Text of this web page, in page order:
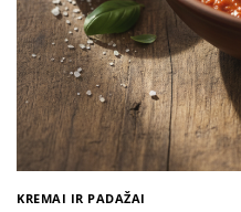
KREMAI IR PADAŽAI